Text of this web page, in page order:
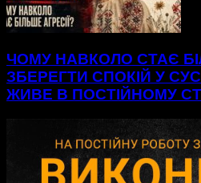
ЧОМУ НАВКОЛО СТАЄ
ЗБЕРЕГТИ СПОКІЙ У
ЖИВЕ В ПОСТІЙНОМУ